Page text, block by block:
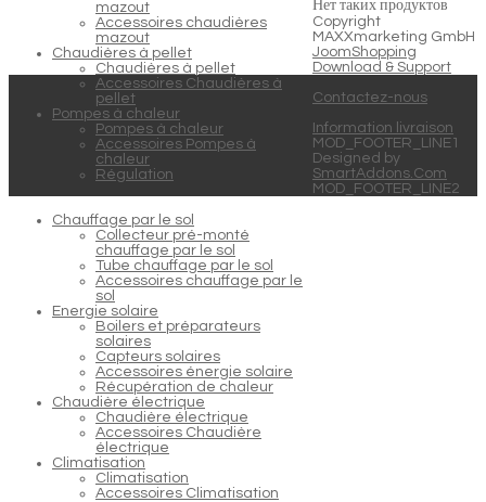
mazout
Accessoires chaudières
mazout
Chaudières à pellet
Chaudières à pellet
Accessoires Chaudières à
pellet
Pompes à chaleur
Pompes à chaleur
Accessoires Pompes à
chaleur
Régulation
Chauffage par le sol
Collecteur pré-monté
chauffage par le sol
Tube chauffage par le sol
Accessoires chauffage par le
sol
Energie solaire
Boilers et préparateurs
solaires
Capteurs solaires
Accessoires énergie solaire
Récupération de chaleur
Chaudière électrique
Chaudière électrique
Accessoires Chaudière
électrique
Climatisation
Climatisation
Accessoires Climatisation
Нет таких продуктов
Copyright
MAXXmarketing GmbH
JoomShopping
Download & Support
Contactez-nous
Information livraison
MOD_FOOTER_LINE1
Designed by
SmartAddons.Com
MOD_FOOTER_LINE2